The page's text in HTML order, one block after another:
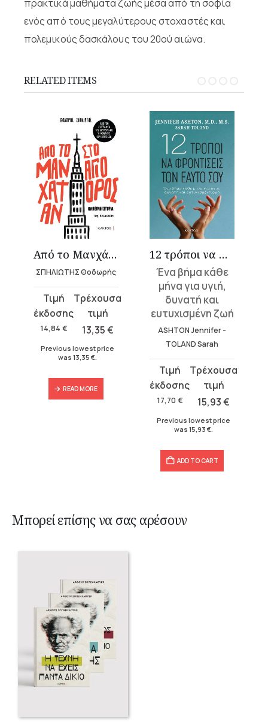
πρακτικά μαθήματα ζωής μέσα από τη σοφία
ενός από τους μεγαλύτερους στοχαστές και
πολεμικούς δασκάλους του 20ού αιώνα.
RELATED ITEMS
Από το Μανχάταν στο Άγιο Όρος
ΣΠΗΛΙΩΤΗΣ Θοδωρής
14,84 €
Original
price
was:
13,35€
Current
price
is:
Previous lowest price
was 13,35 €
READ MORE
12 τρόποι να φροντίσεις τον εαυτό σου
Ένα βήμα κάθε
μήνα για υγιή,
δυνατή και
ευτυχισμένη ζωή
ASHTON Jennifer -
TOLAND Sarah
17,70 €
Original
price
was:
15,93€
Current
price
is:
Previous lowest price
was 15,93 €
ADD TO CART
Μπορεί επίσης να σας αρέσουν